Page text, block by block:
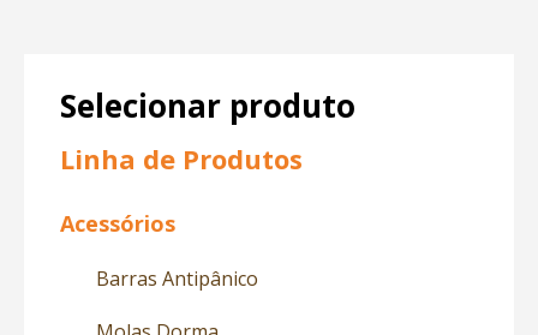
Selecionar produto
Linha de Produtos
Acessórios
Barras Antipânico